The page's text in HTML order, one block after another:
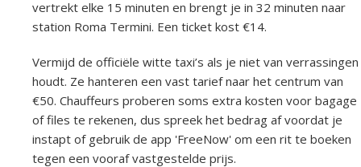
vertrekt elke 15 minuten en brengt je in 32 minuten naar
station Roma Termini. Een ticket kost €14.
Vermijd de officiële witte taxi’s als je niet van verrassingen
houdt. Ze hanteren een vast tarief naar het centrum van
€50. Chauffeurs proberen soms extra kosten voor bagage
of files te rekenen, dus spreek het bedrag af voordat je
instapt of gebruik de app 'FreeNow' om een rit te boeken
tegen een vooraf vastgestelde prijs.